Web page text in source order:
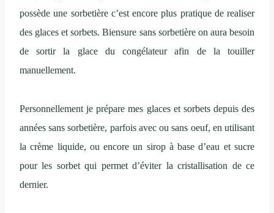
possède une sorbetière c’est encore plus pratique de realiser
des glaces et sorbets. Biensure sans sorbetière on aura besoin
de sortir la glace du congélateur afin de la touiller
manuellement.
Personnellement je prépare mes glaces et sorbets depuis des
années sans sorbetière, parfois avec ou sans oeuf, en utilisant
la crème liquide, ou encore un sirop à base d’eau et sucre
pour les sorbet qui permet d’éviter la cristallisation de ce
dernier.